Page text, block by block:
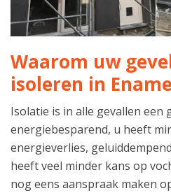
Waarom uw
isoleren in
Isolatie is in alle gevallen een
energiebesparend, u heeft
energieverlies,
heeft veel minder kans op
nog eens aanspraak maken